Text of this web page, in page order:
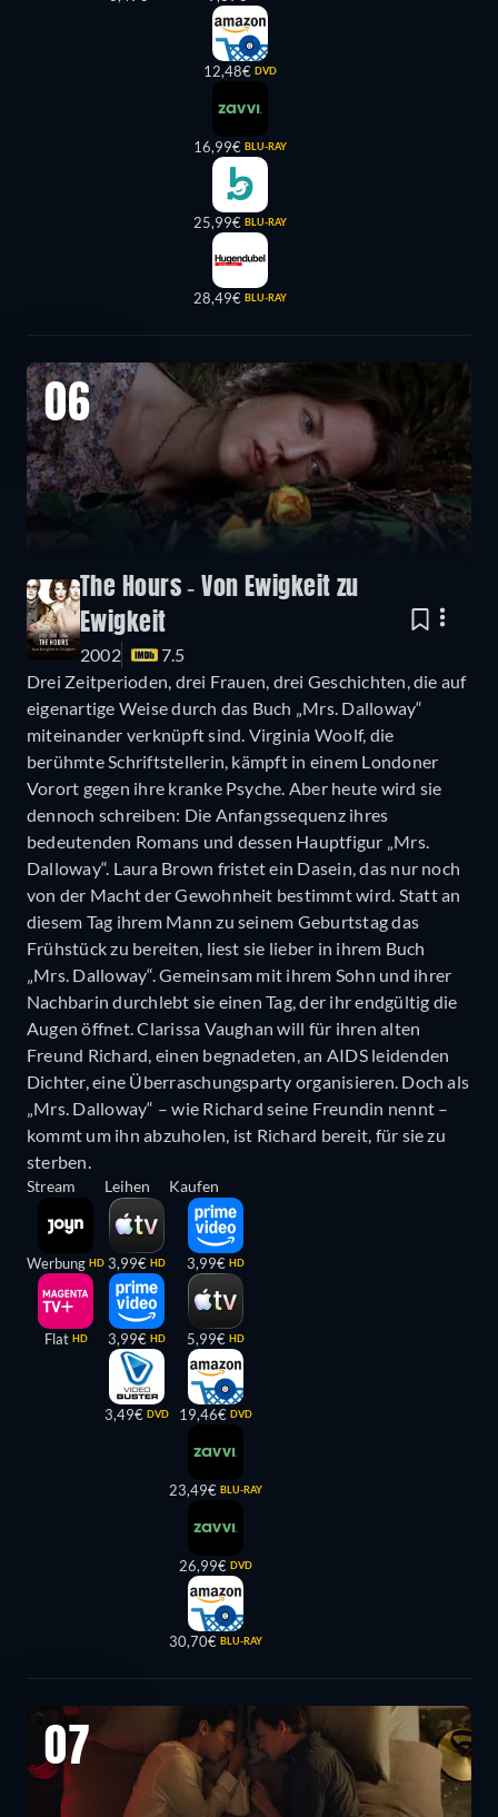
12,48€ DVD
16,99€ BLU-RAY
25,99€ BLU-RAY
28,49€ BLU-RAY
06
The Hours - Von Ewigkeit zu
Ewigkeit
2002
7.5
Drei Zeitperioden, drei Frauen, drei Geschichten, die auf
eigenartige Weise durch das Buch „Mrs. Dalloway“
miteinander verknüpft sind. Virginia Woolf, die
berühmte Schriftstellerin, kämpft in einem Londoner
Vorort gegen ihre kranke Psyche. Aber heute wird sie
dennoch schreiben: Die Anfangssequenz ihres
bedeutenden Romans und dessen Hauptfigur „Mrs.
Dalloway“. Laura Brown fristet ein Dasein, das nur noch
von der Macht der Gewohnheit bestimmt wird. Statt an
diesem Tag ihrem Mann zu seinem Geburtstag das
Frühstück zu bereiten, liest sie lieber in ihrem Buch
„Mrs. Dalloway“. Gemeinsam mit ihrem Sohn und ihrer
Nachbarin durchlebt sie einen Tag, der ihr endgültig die
Augen öffnet. Clarissa Vaughan will für ihren alten
Freund Richard, einen begnadeten, an AIDS leidenden
Dichter, eine Überraschungsparty organisieren. Doch als
„Mrs. Dalloway“ – wie Richard seine Freundin nennt –
kommt um ihn abzuholen, ist Richard bereit, für sie zu
sterben.
Stream
Werbung HD
Flat HD
Leihen
3,99€ HD
3,99€ HD
3,49€ DVD
Kaufen
3,99€ HD
5,99€ HD
19,46€ DVD
23,49€ BLU-RAY
26,99€ DVD
30,70€ BLU-RAY
07